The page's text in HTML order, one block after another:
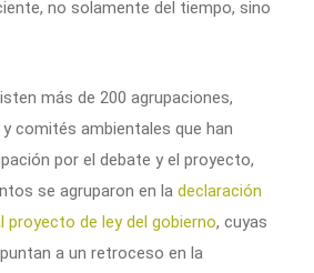
no solamente del tiempo, sino
más de 200 agrupaciones,
comités ambientales que han
por el debate y el proyecto,
se agruparon en la declaración
proyecto de ley del gobierno, cuyas
a un retroceso en la